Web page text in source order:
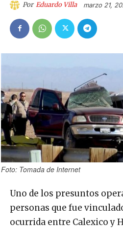
Por Eduardo Villa marzo 21,
Foto: Tomada de Internet
Uno de los presuntos
personas que fue
ocurrida entre Calexico y